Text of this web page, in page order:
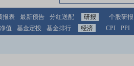
报表 最新预告 分红送配 研报 个股研报
值 基金定投 基金排行 经济 CPI PPI